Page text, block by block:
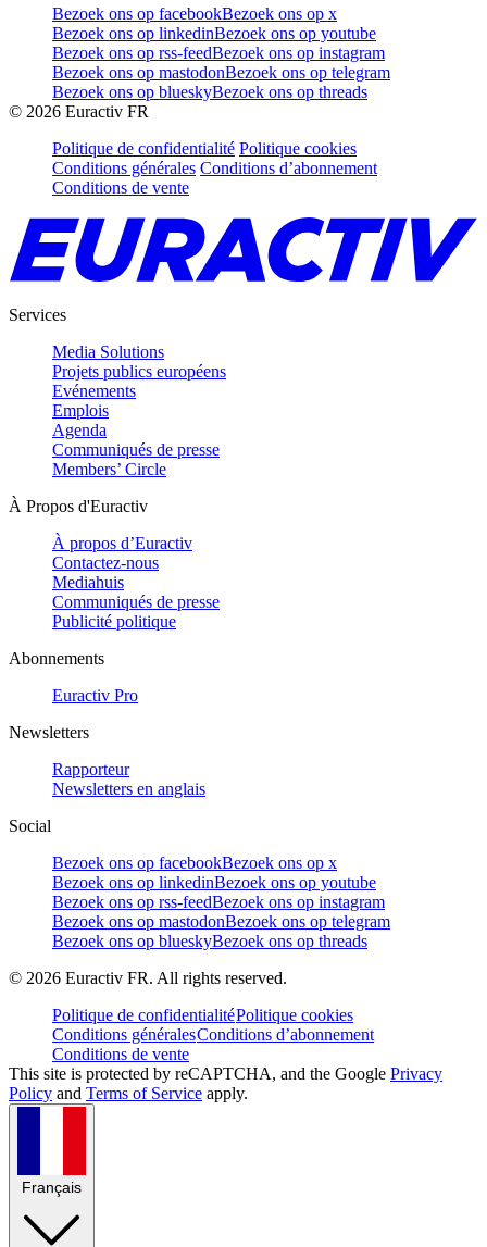
Bezoek ons op facebookBezoek ons op x
Bezoek ons op linkedinBezoek ons op youtube
Bezoek ons op rss-feedBezoek ons op instagram
Bezoek ons op mastodonBezoek ons op telegram
Bezoek ons op blueskyBezoek ons op threads
© 2026 Euractiv FR
Politique de confidentialité Politique cookies
Conditions générales Conditions d’abonnement
Conditions de vente
Services
Media Solutions
Projets publics européens
Evénements
Emplois
Agenda
Communiqués de presse
Members’ Circle
À Propos d'Euractiv
À propos d’Euractiv
Contactez-nous
Mediahuis
Communiqués de presse
Publicité politique
Abonnements
Euractiv Pro
Newsletters
Rapporteur
Newsletters en anglais
Social
Bezoek ons op facebookBezoek ons op x
Bezoek ons op linkedinBezoek ons op youtube
Bezoek ons op rss-feedBezoek ons op instagram
Bezoek ons op mastodonBezoek ons op telegram
Bezoek ons op blueskyBezoek ons op threads
© 2026 Euractiv FR. All rights reserved.
Politique de confidentialitéPolitique cookies
Conditions généralesConditions d’abonnement
Conditions de vente
This site is protected by reCAPTCHA, and the Google Privacy
Policy and Terms of Service apply.
Français